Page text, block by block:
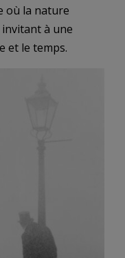
où la nature
à une
et le temps.